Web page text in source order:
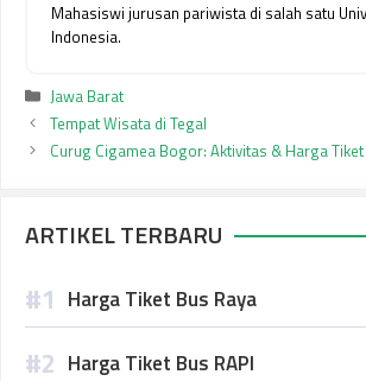
Mahasiswi jurusan pariwista di salah satu
Indonesia.
Kategori
Jawa Barat
Tempat Wisata di Tegal
Curug Cigamea Bogor: Aktivitas & Harga
ARTIKEL TERBARU
Harga Tiket Bus Raya
Harga Tiket Bus RAPI